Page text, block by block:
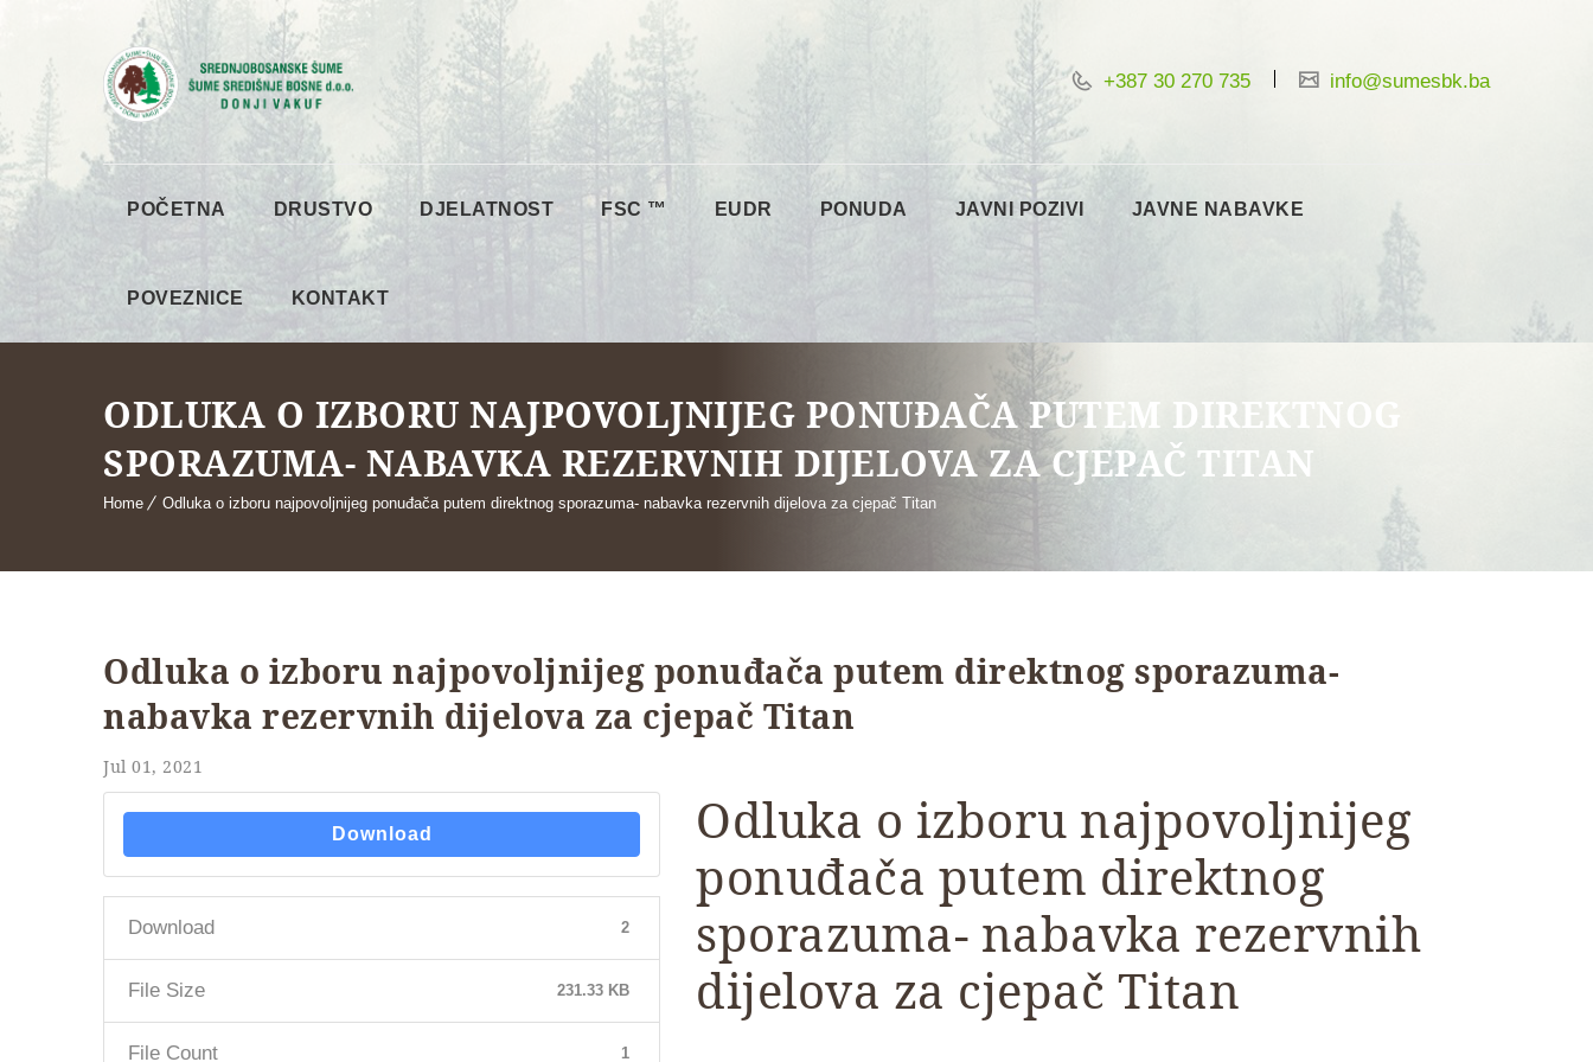
+387 30 270 735 info@sumesbk.ba
POČETNA DRUSTVO DJELATNOST FSC ™ EUDR PONUDA JAVNI POZIVI JAVNE NABAVKE
POVEZNICE KONTAKT
ODLUKA O IZBORU NAJPOVOLJNIJEG PONUĐAČA PUTEM DIREKTNOG
SPORAZUMA- NABAVKA REZERVNIH DIJELOVA ZA CJEPAČ TITAN
Home Odluka o izboru najpovoljnijeg ponuđača putem direktnog sporazuma- nabavka rezervnih dijelova za cjepač Titan
Odluka o izboru najpovoljnijeg ponuđača putem direktnog sporazuma-
nabavka rezervnih dijelova za cjepač Titan
Jul 01, 2021
Download
Download 2
File Size 231.33 KB
File Count 1
Odluka o izboru najpovoljnijeg
ponuđača putem direktnog
sporazuma- nabavka rezervnih
dijelova za cjepač Titan